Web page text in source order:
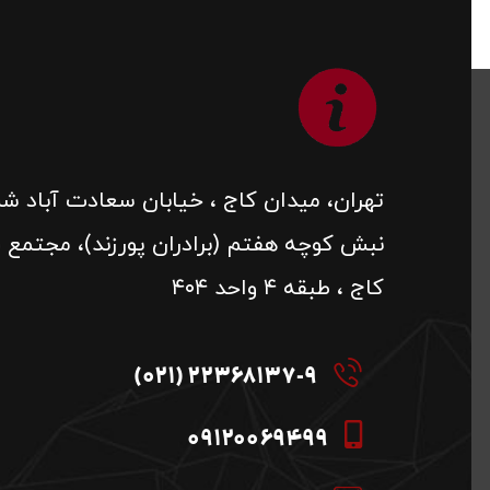
تهران، میدان کاج ، خیابان سعادت آباد
نبش کوچه هفتم (برادران پورزند)، مجتمع
کاج ، طبقه ۴ واحد ۴۰۴
22368137-9 (021)
09120069499